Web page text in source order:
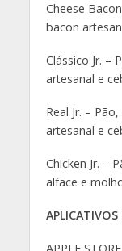
Cheese
bacon
Clássico Jr. –
artesanal e
Real Jr. –
artesanal e
Chicken Jr. –
alface e
APLICATIVOS
APPLE STORE